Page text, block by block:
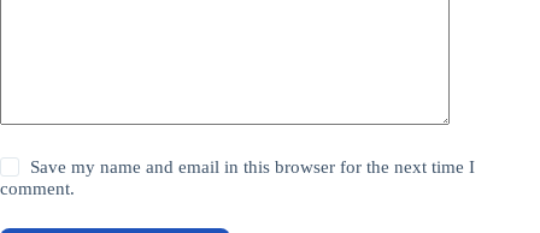
Save my name and email in this browser for the next time I
comment.